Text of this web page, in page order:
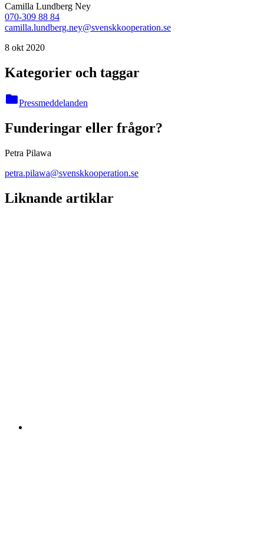
Camilla Lundberg Ney
070-309 88 84
camilla.lundberg.ney@svenskkooperation.se
8 okt 2020
Kategorier och taggar
folderPressmeddelanden
Funderingar eller frågor?
Petra Pilawa
petra.pilawa@svenskkooperation.se
Liknande artiklar